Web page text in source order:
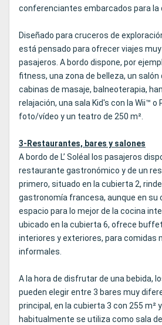
conferenciantes embarcados para la
Diseñado para cruceros de
está pensado para ofrecer viajes
pasajeros. A bordo dispone, por
fitness, una zona de belleza, un salón
cabinas de masaje, balneoterapia,
relajación, una sala Kid's con la Wii™ o
foto/vídeo y un teatro de 250 m².
3-Restaurantes, bares y salones
A bordo de L’ Soléal los pasajeros
restaurante gastronómico y de un
primero, situado en la cubierta 2,
gastronomía francesa, aunque en su
espacio para lo mejor de la cocina
ubicado en la cubierta 6, ofrece
interiores y exteriores, para comidas
informales.
A la hora de disfrutar de una bebida,
pueden elegir entre 3 bares muy
principal, en la cubierta 3 con 255 m²
habitualmente se utiliza como sala